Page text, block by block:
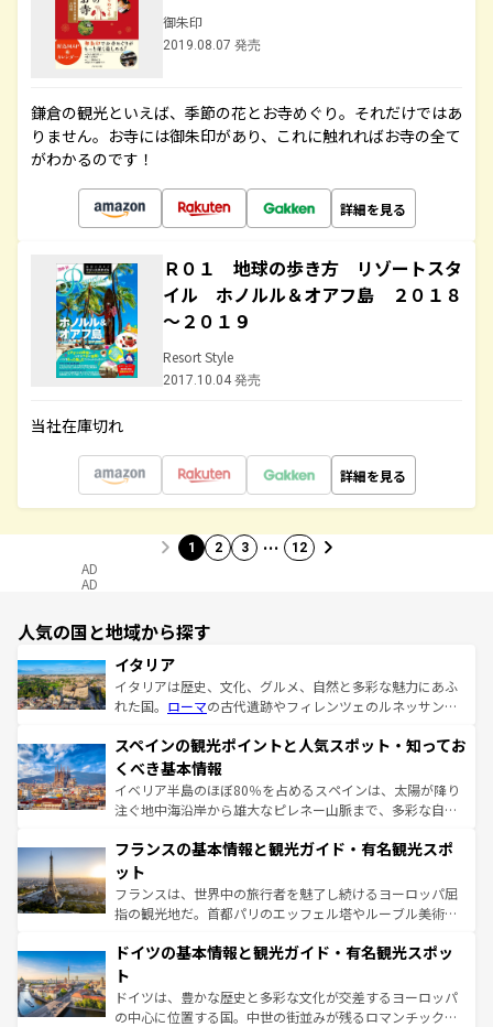
御朱印
2019.08.07 発売
鎌倉の観光といえば、季節の花とお寺めぐり。それだけではあ
りません。お寺には御朱印があり、これに触れればお寺の全て
がわかるのです！
詳細を見る
Ｒ０１ 地球の歩き方 リゾートスタ
イル ホノルル＆オアフ島 ２０１８
～２０１９
Resort Style
2017.10.04 発売
当社在庫切れ
詳細を見る
1 2 3 … 12
AD
AD
人気の国と地域から探す
イタリア
イタリアは歴史、文化、グルメ、自然と多彩な魅力にあふ
れた国。 ローマの古代遺跡やフィレンツェのルネッサンス
ろん、トスカーナの美しい田園風景やアマルフィ海岸の絶
景など、自然景観も見逃せない。観光の合間には、本場の
ピザやパスタなど、絶品のイタリア料理を堪能することも
できる。朝目覚めてから夜眠るまで、すべての瞬間を楽し
なお、新着のイタリア情報はコンテンツ一覧を参照してほ
しい。
スペインの観光ポイントと人気スポット・知ってお
くべき基本情報
イベリア半島のほぼ80％を占めるスペインは、太陽が降り
注ぐ地中海沿岸から雄大なピレネー山脈まで、多彩な自然
文化が根付くこの国では、情熱的なフラメンコ、熱気あふ
れる闘牛、そして美味しいタパスが生活の一部となってい
る。首都マドリードの洗練された雰囲気や、バルセロナの
アートに溢れた街角から、地方では古代ローマ遺跡や中世
せる。地方によって風土や気候が異なるスペインはその個
ンテンツ一覧 を参照してほしい。
フランスの基本情報と観光ガイド・有名観光スポ
ット
フランスは、世界中の旅行者を魅了し続けるヨーロッパ屈
指の観光地だ。首都パリのエッフェル塔やルーブル美術館
で、幅広い魅力が詰まっている。華麗な宮殿、歴史的な大
聖堂、美しいビーチ、そして豊かな自然が、訪れる者を心
から魅了する。また、フランスは美食の国としても知ら
れ、フランス料理はユネスコ無形文化遺産にも登録されて
ドイツの基本情報と観光ガイド・有名観光スポッ
ト
ドイツは、豊かな歴史と多彩な文化が交差するヨーロッパ
の中心に位置する国。中世の街並みが残るロマンチック街